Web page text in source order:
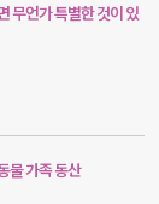
무언가 특별한 것이 있
물 가족 동산